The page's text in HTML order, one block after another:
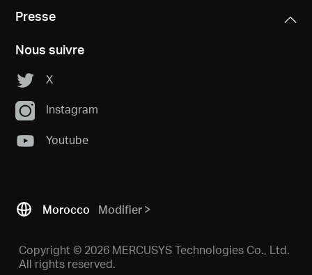
Presse
Nous suivre
X
Instagram
Youtube
Morocco Modifier
Copyright © 2026 MERCUSYS Technologies Co., Ltd.
All rights reserved.